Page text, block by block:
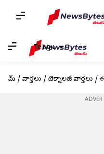
Telugu
హోమ్ / వార్తలు / టెక్నాలజీ వార్తలు / ఈ